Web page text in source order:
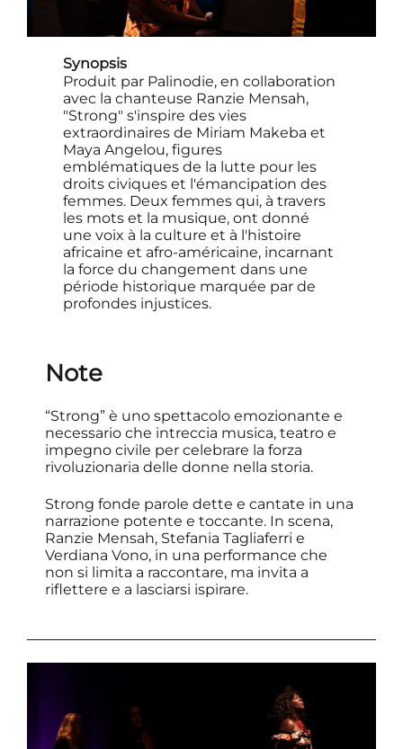
Synopsis
Produit par Palinodie, en collaboration
avec la chanteuse Ranzie Mensah,
"Strong" s'inspire des vies
extraordinaires de Miriam Makeba et
Maya Angelou, figures
emblématiques de la lutte pour les
droits civiques et l'émancipation des
femmes. Deux femmes qui, à travers
les mots et la musique, ont donné
une voix à la culture et à l'histoire
africaine et afro-américaine, incarnant
la force du changement dans une
période historique marquée par de
profondes injustices.
Note
“Strong” è uno spettacolo emozionante e
necessario che intreccia musica, teatro e
impegno civile per celebrare la forza
rivoluzionaria delle donne nella storia.
Strong fonde parole dette e cantate in una
narrazione potente e toccante. In scena,
Ranzie Mensah, Stefania Tagliaferri e
Verdiana Vono, in una performance che
non si limita a raccontare, ma invita a
riflettere e a lasciarsi ispirare.